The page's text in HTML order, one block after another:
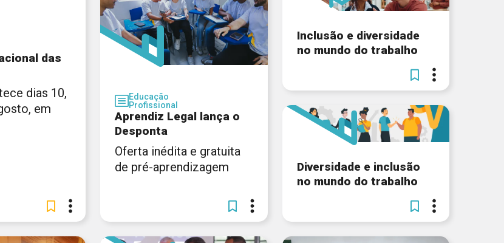
das
dias 10,
em
Educação
Profissional
Aprendiz Legal lança o
Desponta
Oferta inédita e gratuita
de pré-aprendizagem
Inclusão e diversidade
no mundo do trabalho
Diversidade e inclusão
no mundo do trabalho